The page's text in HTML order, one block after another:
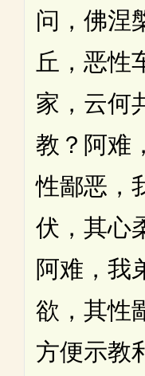
问，佛涅
丘，恶性
家，云何
教？阿难
性鄙恶，
伏，其心
阿难，我
欲，其性
方便示教